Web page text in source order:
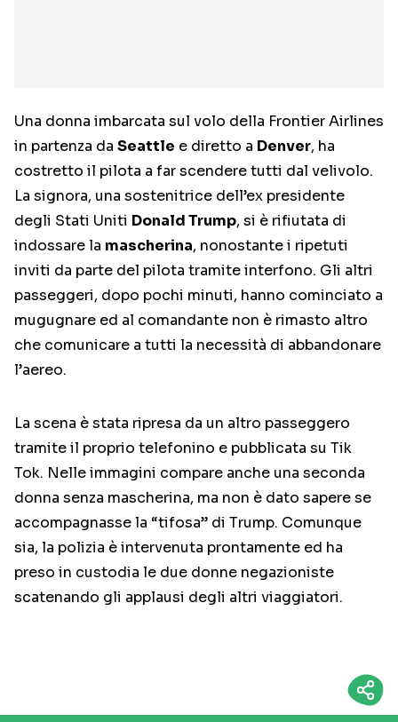
Una donna imbarcata sul volo della Frontier Airlines
in partenza da Seattle e diretto a Denver, ha
costretto il pilota a far scendere tutti dal velivolo.
La signora, una sostenitrice dell’ex presidente
degli Stati Uniti Donald Trump, si è rifiutata di
indossare la mascherina, nonostante i ripetuti
inviti da parte del pilota tramite interfono. Gli altri
passeggeri, dopo pochi minuti, hanno cominciato a
mugugnare ed al comandante non è rimasto altro
che comunicare a tutti la necessità di abbandonare
l’aereo.
La scena è stata ripresa da un altro passeggero
tramite il proprio telefonino e pubblicata su Tik
Tok. Nelle immagini compare anche una seconda
donna senza mascherina, ma non è dato sapere se
accompagnasse la “tifosa” di Trump. Comunque
sia, la polizia è intervenuta prontamente ed ha
preso in custodia le due donne negazioniste
scatenando gli applausi degli altri viaggiatori.